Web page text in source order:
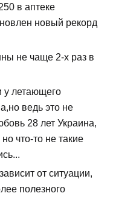
в аптеке
новый рекорд
не чаще 2-х раз в
у летающего
ведь это не
28 лет Украина,
что-то не такие
от ситуации,
полезного